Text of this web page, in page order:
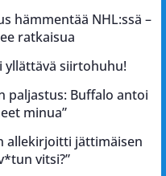
hämmentää NHL:ssä –
ratkaisua
yllättävä siirtohuhu!
paljastus: Buffalo antoi
minua”
allekirjoitti jättimäisen
vitsi?”